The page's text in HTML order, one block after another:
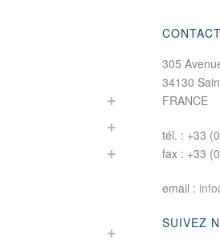
CONTACT
305
34130
FRANCE
tél. : +33
fax : +33
email :
SUIVEZ